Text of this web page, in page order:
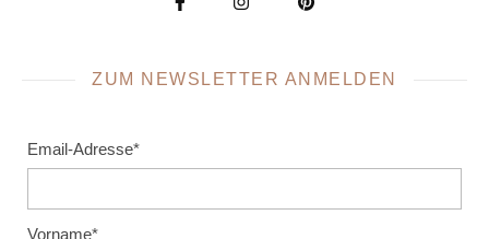
ZUM NEWSLETTER ANMELDEN
Email-Adresse*
Vorname*